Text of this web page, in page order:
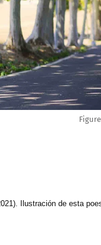
Ilustración de esta